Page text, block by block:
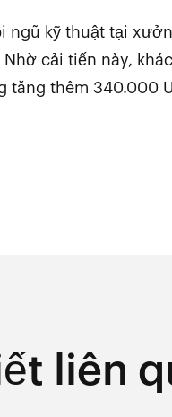
ngũ kỹ thuật tại
cải tiến này,
thêm 340.000
liên